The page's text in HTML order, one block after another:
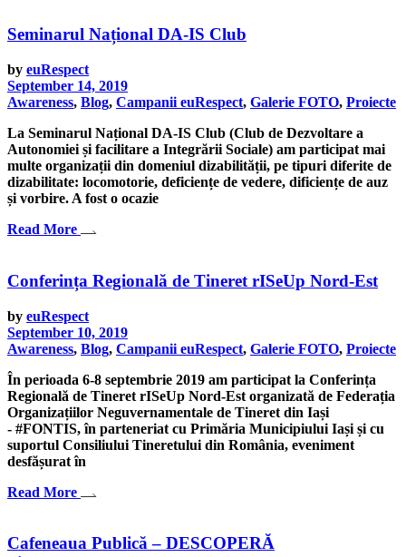
Seminarul Național DA-IS Club
by euRespect
September 14, 2019
Awareness, Blog, Campanii euRespect, Galerie FOTO, Proiecte
La Seminarul Național DA-IS Club (Club de Dezvoltare a
Autonomiei și facilitare a Integrării Sociale) am participat mai
multe organizații din domeniul dizabilității, pe tipuri diferite de
dizabilitate: locomotorie, deficiențe de vedere, dificiențe de auz
și vorbire. A fost o ocazie
Read More
Conferința Regională de Tineret rISeUp Nord-Est
by euRespect
September 10, 2019
Awareness, Blog, Campanii euRespect, Galerie FOTO, Proiecte
În perioada 6-8 septembrie 2019 am participat la Conferința
Regională de Tineret rISeUp Nord-Est organizată de Federația
Organizațiilor Neguvernamentale de Tineret din Iași
- #FONTIS, în parteneriat cu Primăria Municipiului Iași și cu
suportul Consiliului Tineretului din România, eveniment
desfășurat în
Read More
Cafeneaua Publică – DESCOPERĂ